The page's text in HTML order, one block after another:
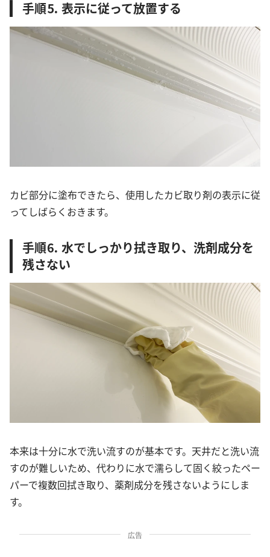
手順⒌ 表示に従って放置する
カビ部分に塗布できたら、使用したカビ取り剤の表示に従
ってしばらくおきます。
手順⒍ 水でしっかり拭き取り、洗剤成分を
残さない
本来は十分に水で洗い流すのが基本です。天井だと洗い流
すのが難しいため、代わりに水で濡らして固く絞ったペー
パーで複数回拭き取り、薬剤成分を残さないようにしま
す。
広告